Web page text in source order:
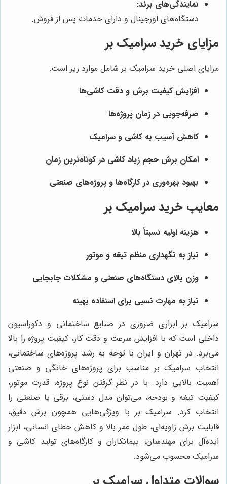
نمایندگی‌های برند:
دستگاه‌های اورجینال و دارای خدمات پس از فروش.
مزایای خرید سرامیک بر
مزایای اصلی خرید سرامیک بر شامل موارد زیر است:
افزایش کیفیت برش و دقت کاشی‌ها
صرفه‌جویی در زمان پروژه‌ها
کاهش آسیب به کاشی و سرامیک
امکان برش حجم زیاد کاشی در کوتاه‌ترین زمان
بهبود بهره‌وری در کارگاه‌ها و پروژه‌های صنعتی
معایب خرید سرامیک بر
هزینه اولیه نسبتاً بالا
نیاز به نگهداری منظم تیغه و موتور
وزن بالای دستگاه‌های صنعتی و مشکلات جابجایی
نیاز به مهارت نسبی برای استفاده بهینه
سرامیک بر ابزاری ضروری در صنایع ساختمانی و دکوراسیون
داخلی است که با افزایش سرعت و دقت کار، کیفیت پروژه را بالا
می‌برد. در تهران و ایران با توجه به رشد پروژه‌های ساختمانی،
انتخاب سرامیک بر مناسب برای پروژه‌های خانگی و صنعتی
اهمیت بالایی دارد. با در نظر گرفتن نوع پروژه، قدرت موتور،
کیفیت تیغه و بودجه، می‌توان مدل دستی، برقی یا صنعتی را
انتخاب کرد. سرامیک بر با ویژگی‌هایی همچون برش دقیق،
قابلیت برش زاویه‌ای، طول عمر بالا و کاهش خطای انسانی، ابزار
ایده‌آل برای مهندسان، پیمانکاران و کارگاه‌های تولید کاشی و
سرامیک محسوب می‌شود.